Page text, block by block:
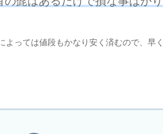
よっては値段もかなり安く済むので、早